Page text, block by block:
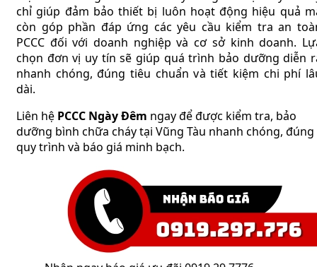
chỉ giúp đảm bảo thiết bị luôn hoạt động hiệu quả
còn góp phần đáp ứng các yêu cầu kiểm tra an
PCCC đối với doanh nghiệp và cơ sở kinh doanh.
chọn đơn vị uy tín sẽ giúp quá trình bảo dưỡng diễn
nhanh chóng, đúng tiêu chuẩn và tiết kiệm chi phí
dài.
Liên hệ PCCC Ngày Đêm ngay để được kiểm tra, bảo
dưỡng bình chữa cháy tại Vũng Tàu nhanh chóng, đúng
quy trình và báo giá minh bạch.